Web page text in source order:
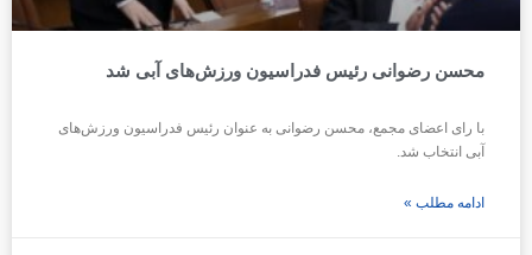
محسن رضوانی رئیس فدراسیون ورزش‌های آبی شد
با رای اعضای مجمع، محسن رضوانی به عنوان رئیس فدراسیون ورزش‌های
آبی انتخاب شد.
ادامه مطلب »